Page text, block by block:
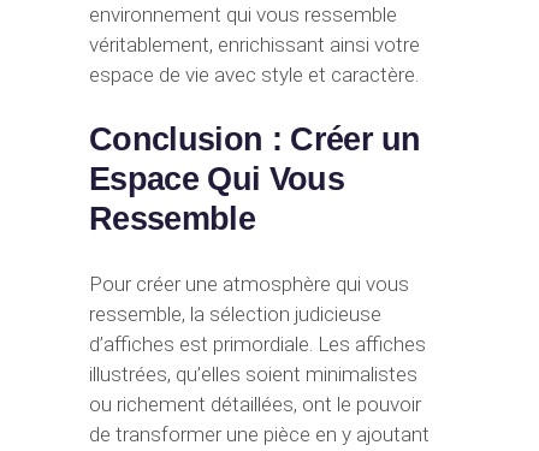
environnement qui vous ressemble
véritablement, enrichissant ainsi votre
espace de vie avec style et caractère.
Conclusion : Créer un
Espace Qui Vous
Ressemble
Pour créer une atmosphère qui vous
ressemble, la sélection judicieuse
d’affiches est primordiale. Les affiches
illustrées, qu’elles soient minimalistes
ou richement détaillées, ont le pouvoir
de transformer une pièce en y ajoutant